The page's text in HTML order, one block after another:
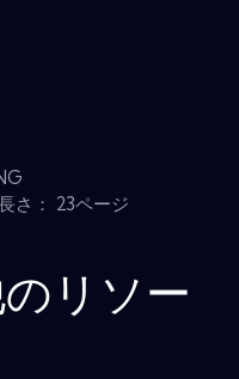
さ： 23ページ
リソー